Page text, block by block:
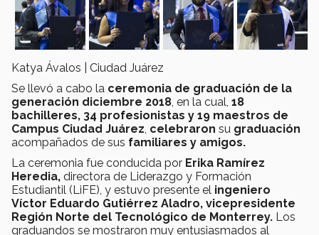
Katya Ávalos | Ciudad Juárez
Se llevó a cabo la ceremonia de graduación de la
generación diciembre 2018 , en la cual, 18
bachilleres, 34 profesionistas y 19 maestros de
Campus Ciudad Juárez celebraron su graduación
acompañados de sus familiares y amigos.
La ceremonia fue conducida por Erika Ramírez
Heredia, directora de Liderazgo y Formación
Estudiantil (LiFE), y estuvo presente el ingeniero
Víctor Eduardo Gutiérrez Aladro, vicepresidente
Región Norte del Tecnológico de Monterrey. Los
graduandos se mostraron muy entusiasmados al